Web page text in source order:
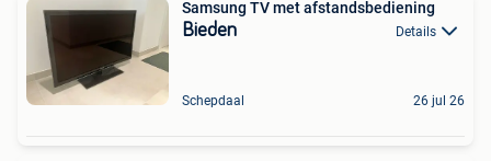
Samsung TV met afstandsbediening
Bieden Details
Schepdaal 26 jul 26